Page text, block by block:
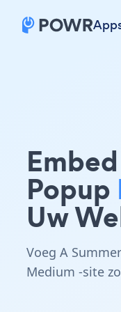
Popup
Uw
Voeg A
Medium -site